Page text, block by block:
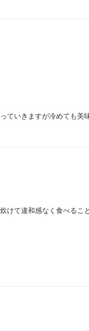
いきますが冷めても美
けて違和感なく食べるこ